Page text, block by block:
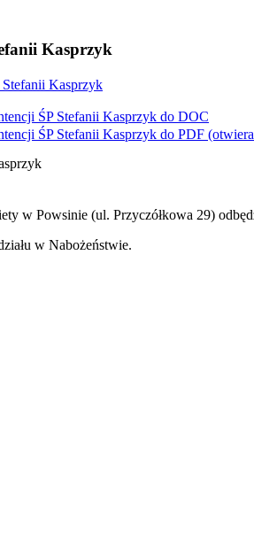
Kasprzyk
Kasprzyk
ŚP Stefanii Kasprzyk do DOC
ŚP Stefanii Kasprzyk do PDF
w Powsinie (ul. Przyczółkowa 29)
w Nabożeństwie.